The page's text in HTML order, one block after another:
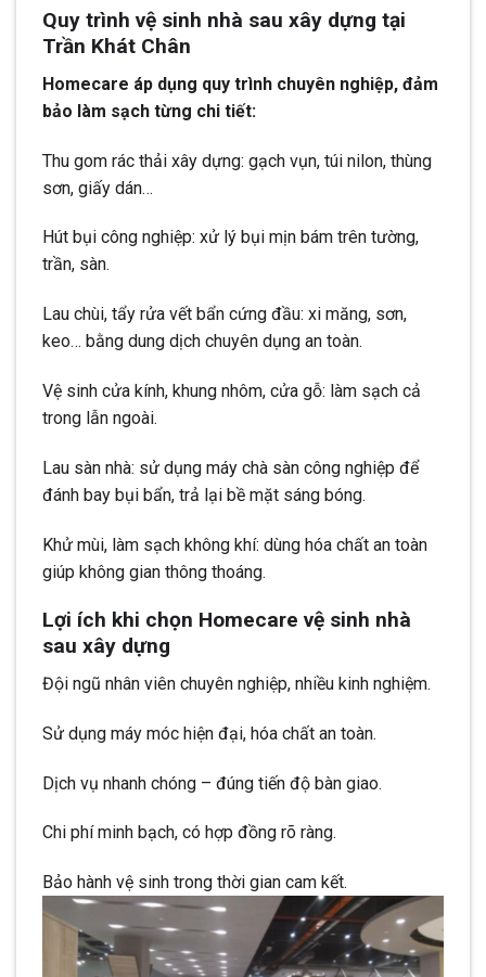
Quy trình vệ sinh nhà sau xây dựng tại
Trần Khát Chân
Homecare áp dụng quy trình chuyên nghiệp, đảm
bảo làm sạch từng chi tiết:
Thu gom rác thải xây dựng: gạch vụn, túi nilon, thùng
sơn, giấy dán…
Hút bụi công nghiệp: xử lý bụi mịn bám trên tường,
trần, sàn.
Lau chùi, tẩy rửa vết bẩn cứng đầu: xi măng, sơn,
keo… bằng dung dịch chuyên dụng an toàn.
Vệ sinh cửa kính, khung nhôm, cửa gỗ: làm sạch cả
trong lẫn ngoài.
Lau sàn nhà: sử dụng máy chà sàn công nghiệp để
đánh bay bụi bẩn, trả lại bề mặt sáng bóng.
Khử mùi, làm sạch không khí: dùng hóa chất an toàn
giúp không gian thông thoáng.
Lợi ích khi chọn Homecare vệ sinh nhà
sau xây dựng
Đội ngũ nhân viên chuyên nghiệp, nhiều kinh nghiệm.
Sử dụng máy móc hiện đại, hóa chất an toàn.
Dịch vụ nhanh chóng – đúng tiến độ bàn giao.
Chi phí minh bạch, có hợp đồng rõ ràng.
Bảo hành vệ sinh trong thời gian cam kết.